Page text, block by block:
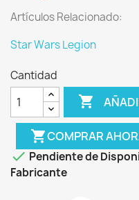
Artículos Relacionado:
Star Wars Legion
Cantidad

shopping_cartCOMPRAR
 Pendiente de
Fabricante